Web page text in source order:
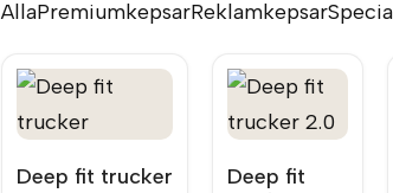
AllaPremiumkepsarReklamkepsar
Deep fit trucker
Deep fit